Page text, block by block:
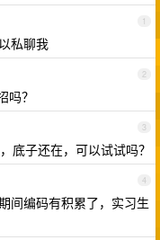
1
私聊我
2
吗？
3
底子还在，可以试试吗？
4
间编码有积累了，实习生